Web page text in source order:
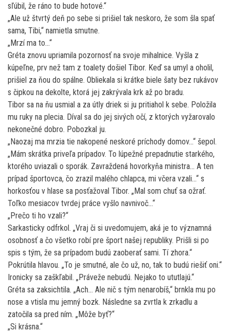
sľúbil, že ráno to bude hotové.“
„Ale už štvrtý deň po sebe si prišiel tak neskoro, že som šla spať
sama, Tibi,“ namietla smutne.
„Mrzí ma to…“
Gréta znovu upriamila pozornosť na svoje mihalnice. Vyšla z
kúpeľne, prv než tam z toalety došiel Tibor. Keď sa umyl a oholil,
prišiel za ňou do spálne. Obliekala si krátke biele šaty bez rukávov
s čipkou na dekolte, ktorá jej zakrývala krk až po bradu.
Tibor sa na ňu usmial a za útly driek si ju pritiahol k sebe. Položila
mu ruky na plecia. Díval sa do jej sivých očí, z ktorých vyžarovalo
nekonečné dobro. Pobozkal ju.
„Naozaj ma mrzia tie nakopené neskoré príchody domov…“ šepol.
„Mám skrátka priveľa prípadov. To lúpežné prepadnutie starkého,
ktorého uviazali o sporák. Zavraždená hovorkyňa ministra… A ten
prípad športovca, čo zrazil malého chlapca, mi včera vzali…“ s
horkosťou v hlase sa posťažoval Tibor. „Mal som chuť sa ožrať.
Toľko mesiacov tvrdej práce vyšlo navnivoč…“
„Prečo ti ho vzali?“
Sarkasticky odfrkol. „Vraj či si uvedomujem, aká je to významná
osobnosť a čo všetko robí pre šport našej republiky. Prišli si po
spis s tým, že sa prípadom budú zaoberať sami. Tí zhora.“
Pokrútila hlavou. „To je smutné, ale čo už, no, tak to budú riešiť oni.“
Ironicky sa zaškľabil. „Práveže nebudú. Nejako to ututlajú.“
Gréta sa zaksichtila. „Ach… Ale nič s tým nenarobíš,“ brnkla mu po
nose a vtisla mu jemný bozk. Následne sa zvrtla k zrkadlu a
zatočila sa pred ním. „Môže byť?“
„Si krásna.“